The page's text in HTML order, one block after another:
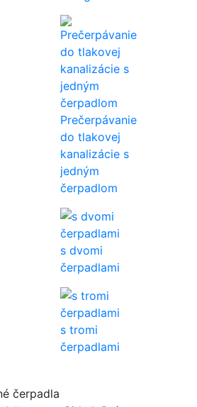
Prečerpávanie
do tlakovej
kanalizácie s
jedným
čerpadlom
s dvomi
čerpadlami
s tromi
čerpadlami